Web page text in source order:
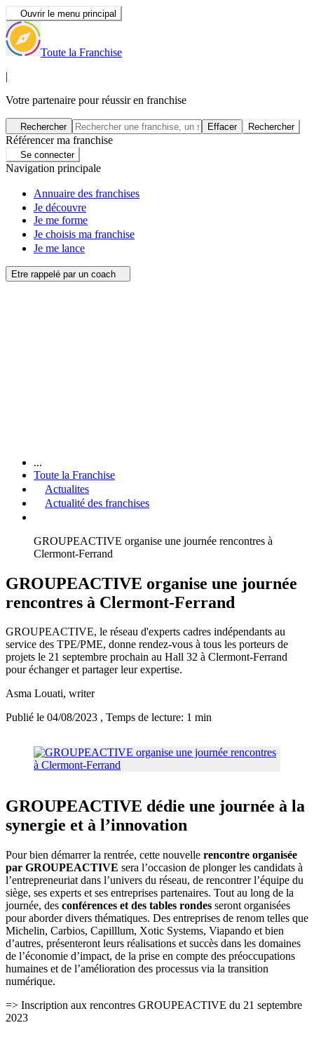
Ouvrir le menu principal
Toute la Franchise
|
Votre partenaire pour réussir en franchise
Rechercher Effacer Rechercher
Référencer ma franchise
Se connecter
Navigation principale
Annuaire des franchises
Je découvre
Je me forme
Je choisis ma franchise
Je me lance
Etre rappelé par un coach
...
Toute la Franchise
Actualites
Actualité des franchises
GROUPEACTIVE organise une journée rencontres à
Clermont-Ferrand
GROUPEACTIVE organise une journée
rencontres à Clermont-Ferrand
GROUPEACTIVE, le réseau d'experts cadres indépendants au
service des TPE/PME, donne rendez-vous à tous les porteurs de
projets le 21 septembre prochain au Hall 32 à Clermont-Ferrand
pour échanger et partager leur expertise.
Asma Louati, writer
Publié le 04/08/2023 , Temps de lecture: 1 min
GROUPEACTIVE dédie une journée à la
synergie et à l’innovation
Pour bien démarrer la rentrée, cette nouvelle rencontre organisée
par GROUPEACTIVE sera l’occasion de plonger les candidats à
l’entrepreneuriat dans l’univers du réseau, de rencontrer l’équipe du
siège, ses experts et ses entreprises partenaires. Tout au long de la
journée, des conférences et des tables rondes seront organisées
pour aborder divers thématiques. Des entreprises de renom telles que
Michelin, Carbios, Capilllum, Xotic Systems, Viapando et bien
d’autres, présenteront leurs réalisations et succès dans les domaines
de l’économie d’impact, de la prise en compte des préoccupations
humaines et de l’amélioration des processus via la transition
numérique.
=> Inscription aux rencontres GROUPEACTIVE du 21 septembre
2023